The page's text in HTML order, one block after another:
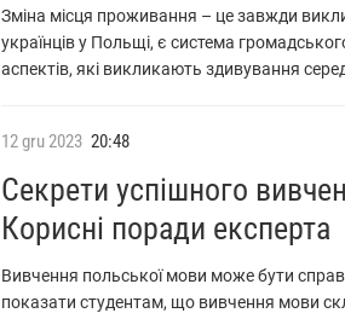
Зміна місця проживання – це завжди
українців у Польщі, є система
аспектів, які викликають здивування
Cекрети успішного
Корисні поради експерта
Вивчення польської мови може бути
показати студентам, що вивчення мови
12gru2023 20:48